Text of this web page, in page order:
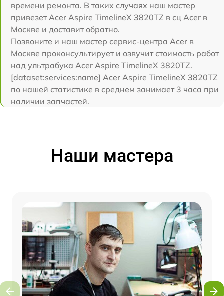
времени ремонта. В таких случаях наш мастер
привезет Acer Aspire TimelineX 3820TZ в сц Acer в
Москве и доставит обратно.
Позвоните и наш мастер сервис-центра Acer в
Москве проконсультирует и озвучит стоимость работ
над ультрабука Acer Aspire TimelineX 3820TZ.
[dataset:services:name] Acer Aspire TimelineX 3820TZ
по нашей статистике в среднем занимает 3 часа при
наличии запчастей.
Наши мастера